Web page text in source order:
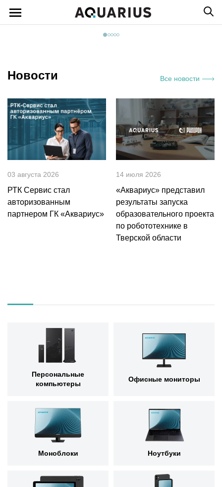
Новости Все новости
03 августа 2026
РТК Сервис стал
авторизованным
партнером ГК «Аквариус»
14 июля 2026
«Аквариус» представил
результаты запуска
образовательного проекта
по робототехнике в
Тверской области
Персональные
компьютеры
Офисные мониторы
Моноблоки Ноутбуки